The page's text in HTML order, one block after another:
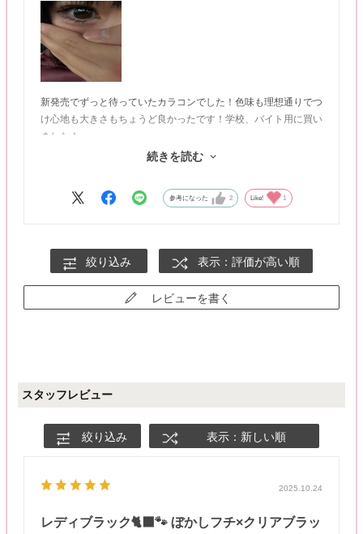
新発売でずっと待っていたカラコンでした！色味も理想通りでつ
け心地も大きさもちょうど良かったです！学校、バイト用に買い
ました！
ただ少しだけ、カラーコンタクトが入っている箱が潰れてテープ
続きを読む
参考になった 2 Like! 1
絞り込み 表示：評価が高い順
レビューを書く
スタッフレビュー
絞り込み 表示：新しい順
2025.10.24
レディブラック🐈‍⬛🐾 ぼかしフチ×クリアブラッ